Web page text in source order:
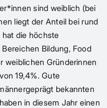
sind weiblich (bei
liegt der Anteil bei rund
hat die höchste
Bildung, Food
weiblichen Gründerinnen
19,4%. Gute
bekannten
in diesem Jahr einen